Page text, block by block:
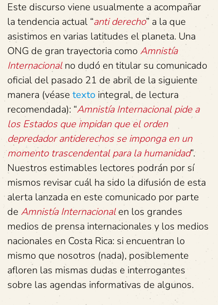
Este discurso viene usualmente a acompañar
la tendencia actual “anti derecho” a la que
asistimos en varias latitudes el planeta. Una
ONG de gran trayectoria como Amnistía
Internacionalno dudó en titular su comunicado
oficial del pasado 21 de abril de la siguiente
manera (véase texto integral, de lectura
recomendada): “Amnistía Internacional pide a
los Estados que impidan que el orden
depredador antiderechos se imponga en un
momento trascendental para la humanidad”.
Nuestros estimables lectores podrán por sí
mismos revisar cuál ha sido la difusión de esta
alerta lanzada en este comunicado por parte
de Amnistía Internacionalen los grandes
medios de prensa internacionales y los medios
nacionales en Costa Rica: si encuentran lo
mismo que nosotros (nada), posiblemente
afloren las mismas dudas e interrogantes
sobre las agendas informativas de algunos.